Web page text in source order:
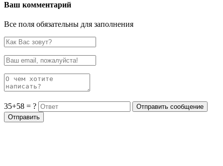
Ваш комментарий
Все поля обязательны для заполнения
35+58 = ?